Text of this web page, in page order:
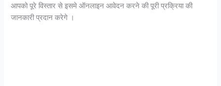
आपको पूरे विस्तार से इसमे ऑनलाइन आवेदन करने की पूरी प्रक्रिया की
जानकारी प्रदान करेगे ।